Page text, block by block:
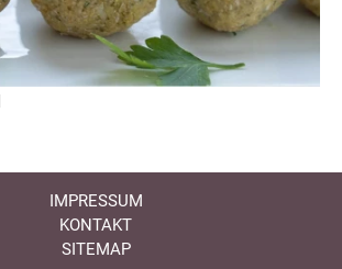
IMPRESSUM
KONTAKT
SITEMAP